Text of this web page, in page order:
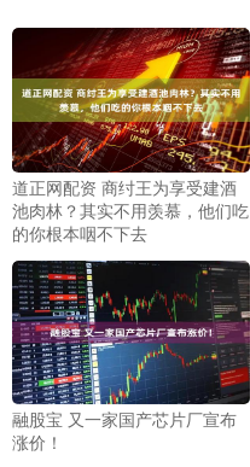
道正网配资 商纣王为享受建酒
池肉林？其实不用羡慕，他们吃
的你根本咽不下去
融股宝 又一家国产芯片厂宣布
涨价！